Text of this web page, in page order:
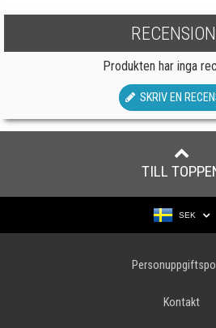
Produkten har inga
SKRIV EN
TILL
SEK
Kontakt